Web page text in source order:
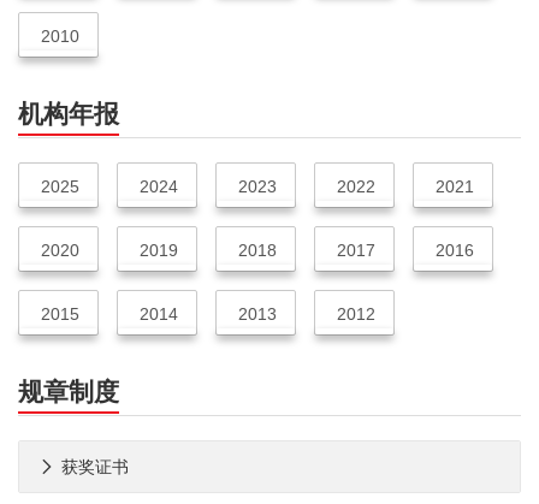
2010
机构年报
2025 2024 2023 2022 2021
2020 2019 2018 2017 2016
2015 2014 2013 2012
规章制度
获奖证书
